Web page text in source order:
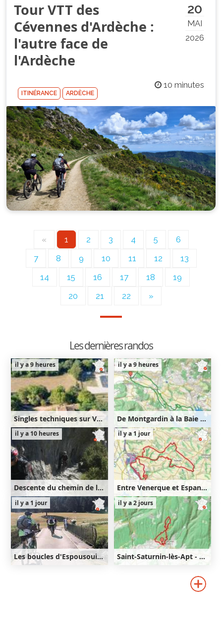
20
MAI
2026
Tour VTT des
Cévennes d'Ardèche :
l'autre face de
l'Ardèche
10 minutes
ITINÉRANCE ARDÈCHE
« 1 2 3 4 5
6
7
8 9 10 11 12
13
14
15 16 17 18
19
20
21 22 »
Les dernières randos
il y a 9 heures
Singles techniques sur Venasque puis Notre-Dame des Anges
47km
1330m
1330m
il y a 9 heures
De Montgardin à la Baie Saint-Michel
22km
540m
540m
il y a 10 heures
Descente du chemin de la Mâture
16km
660m
660m
il y a 1 jour
Entre Venerque et Espanès
25km
450m
450m
il y a 1 jour
Les boucles d'Espousouille
il y a 2 jours
Saint-Saturnin-lès-Apt - Lourète - Redony